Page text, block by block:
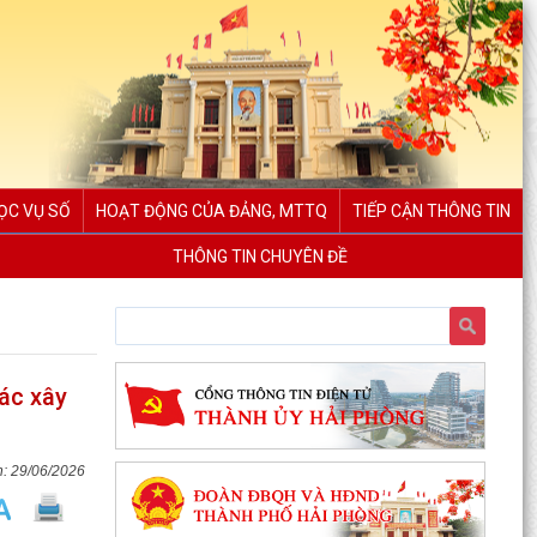
VỤ SỐ HOẠT ĐỘNG CỦA ĐẢNG, MTTQ TIẾP CẬN THÔNG TIN
THÔNG TIN CHUYÊN ĐỀ
xây
29/06/2026